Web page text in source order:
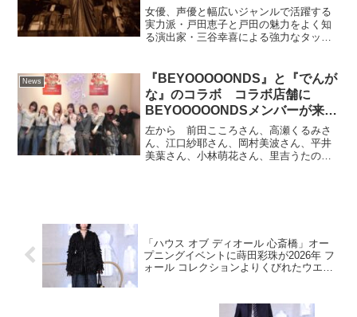
を経て、2026年待望の再演！！
『虹のかけら～もうひとりのジュ
ディ』
女優、声優と幅広いジャンルで活躍する
実力派・戸田恵子と戸田の魅力をよく知
る演出家・三谷幸喜による強力なタッグ
画「オズの魔法使」のドロシー役でその
才能を世界中に知らしめ、...
News
『BEYOOOOONDS』と『でんが
な』のコラボ コラボ店舗に
BEYOOOOONDSメンバーが来
店 コラボメニュー実食やポスタ
ーにサインも！ メンバーからの
メッセージもお届けします！！
左から 前田こころさん、高瀬くるみさ
ん、江口紗耶さん、岡村美波さん、平井
美葉さん、小林萌花さん、里吉うたのさ
「ハウス オブ ディオール 心斎橋」オー
プニングイベントに蒔田彩珠が2026年 フ
ォール コレクションよりくびれたウエス
「寝ても覚めても猫で夢のような生活」